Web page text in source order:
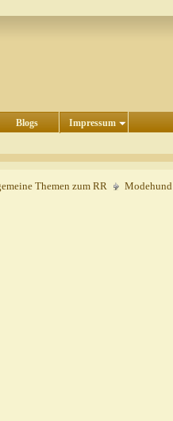
Blogs Impressum
Themen zum RR Modehund